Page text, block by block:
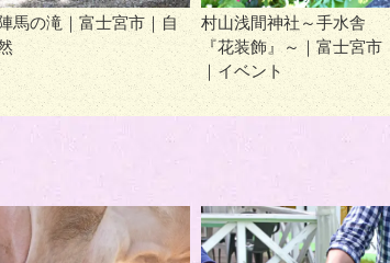
馬の滝｜富士宮市｜自
村山浅間神社～手水舎
『花装飾』～｜富士宮市
｜イベント